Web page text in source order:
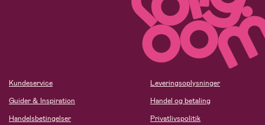
Kundeservice
Guider & Inspiration
Handelsbetingelser
Leveringsoplysninger
Handel og betaling
Privatlivspolitik